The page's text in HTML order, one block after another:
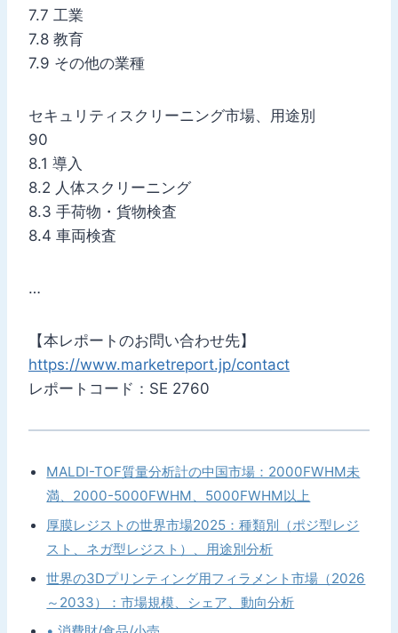
7.7 工業
7.8 教育
7.9 その他の業種
セキュリティスクリーニング市場、用途別
90
8.1 導入
8.2 人体スクリーニング
8.3 手荷物・貨物検査
8.4 車両検査
…
【本レポートのお問い合わせ先】
https://www.marketreport.jp/contact
レポートコード：SE 2760
MALDI-TOF質量分析計の中国市場：2000FWHM未
満、2000-5000FWHM、5000FWHM以上
厚膜レジストの世界市場2025：種類別（ポジ型レジ
スト、ネガ型レジスト）、用途別分析
世界の3Dプリンティング用フィラメント市場（2026
～2033）：市場規模、シェア、動向分析